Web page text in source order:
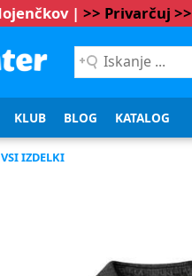
| >> Privarčuj >>
Iskanje
...
KLUB BLOG KATALOG
VSI IZDELKI